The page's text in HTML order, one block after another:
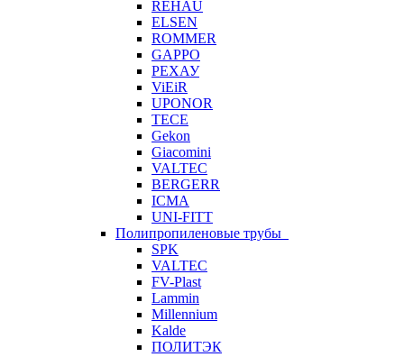
REHAU
ELSEN
ROMMER
GAPPO
РЕХАУ
ViEiR
UPONOR
TECE
Gekon
Giacomini
VALTEC
BERGERR
ICMA
UNI-FITT
Полипропиленовые трубы
SPK
VALTEC
FV-Plast
Lammin
Millennium
Kalde
ПОЛИТЭК